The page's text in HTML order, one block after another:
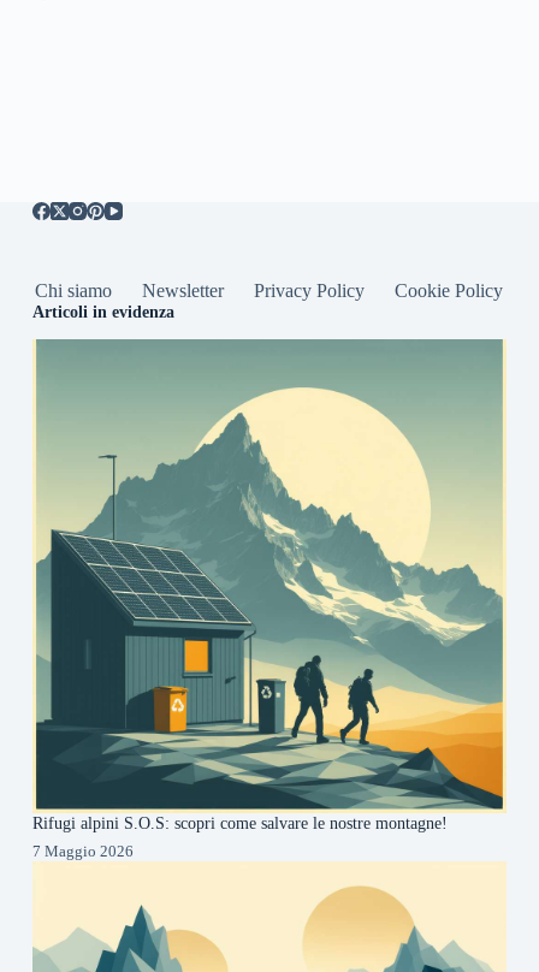
Chi siamo Newsletter Privacy Policy Cookie Policy
Articoli in evidenza
Rifugi alpini S.O.S: scopri come salvare le nostre montagne!
7 Maggio 2026